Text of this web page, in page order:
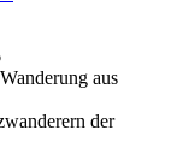
aus
der